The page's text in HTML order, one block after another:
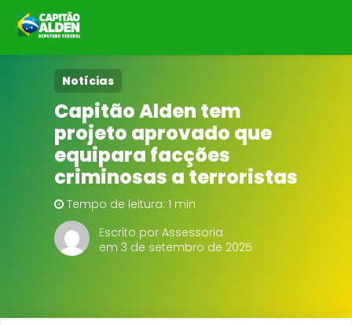
HOME
NOTÍCIAS
BIOGRAFIA
DOWNLOADS
EMENDAS
Notícias
Capitão Alden tem
projeto aprovado que
equipara facções
criminosas a terroristas
Tempo de leitura: 1 min
Escrito por Assessoria
em 3 de setembro de 2025